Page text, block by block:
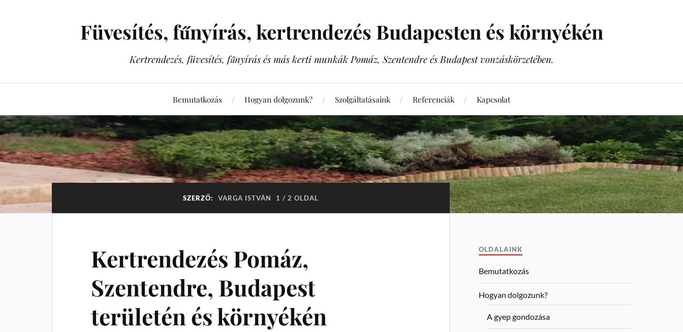
Füvesítés, fűnyírás, kertrendezés Budapesten és környékén
Kertrendezés, füvesítés, fűnyírás és más kerti munkák Pomáz, Szentendre és Budapest vonzáskörzetében.
Bemutatkozás Hogyan dolgozunk? Szolgáltatásaink Referenciák Kapcsolat
SZERZŐ: VARGA ISTVÁN 1 / 2 OLDAL
Kertrendezés Pomáz,
Szentendre, Budapest
területén és környékén
OLDALAINK
Bemutatkozás
Hogyan dolgozunk?
A gyep gondozása